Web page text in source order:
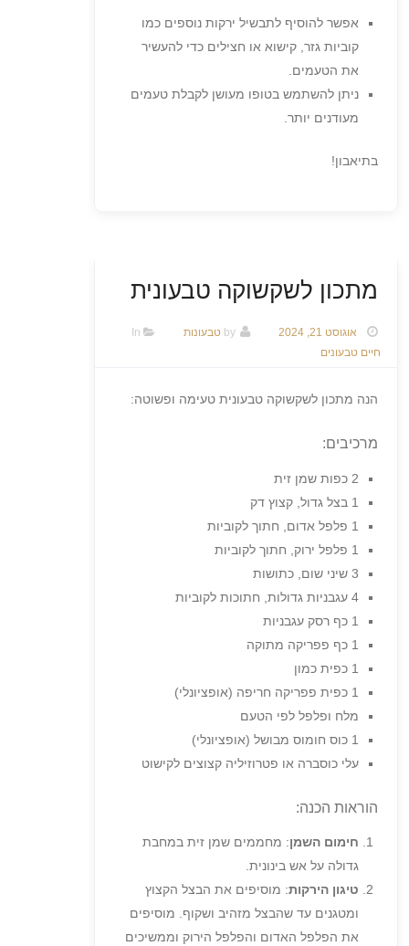
אפשר להוסיף לתבשיל ירקות נוספים כמו
קוביות גזר, קישוא או חצילים כדי להעשיר
את הטעמים.
ניתן להשתמש בטופו מעושן לקבלת טעמים
מעודנים יותר.
בתיאבון!
מתכון לשקשוקה טבעונית
אוגוסט 21, 2024 by טבעונות
חיים טבעונים
הנה מתכון לשקשוקה טבעונית טעימה ופשוטה:
מרכיבים:
2 כפות שמן זית
1 בצל גדול, קצוץ דק
1 פלפל אדום, חתוך לקוביות
1 פלפל ירוק, חתוך לקוביות
3 שיני שום, כתושות
4 עגבניות גדולות, חתוכות לקוביות
1 כף רסק עגבניות
1 כף פפריקה מתוקה
1 כפית כמון
1 כפית פפריקה חריפה (אופציונלי)
מלח ופלפל לפי הטעם
1 כוס חומוס מבושל (אופציונלי)
עלי כוסברה או פטרוזיליה קצוצים לקישוט
הוראות הכנה:
חימום השמן: מחממים שמן זית במחבת
גדולה על אש בינונית.
טיגון הירקות: מוסיפים את הבצל הקצוץ
ומטגנים עד שהבצל מזהיב ושקוף. מוסיפים
את הפלפל האדום והפלפל הירוק וממשיכים